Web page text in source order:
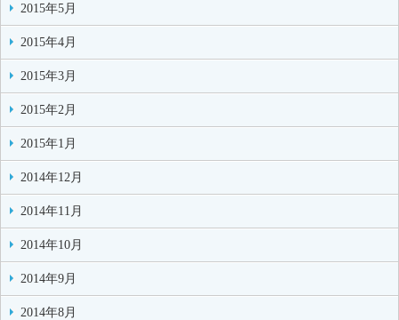
2015年5月
2015年4月
2015年3月
2015年2月
2015年1月
2014年12月
2014年11月
2014年10月
2014年9月
2014年8月